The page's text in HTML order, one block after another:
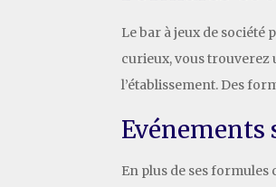
Le bar à jeux de société
curieux, vous trouverez
l’établissement. Des
Evénements
En plus de ses